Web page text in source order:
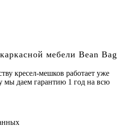
мебели Bean Bag
кресел-мешков работает уже
мы даем гарантию 1 год на всю